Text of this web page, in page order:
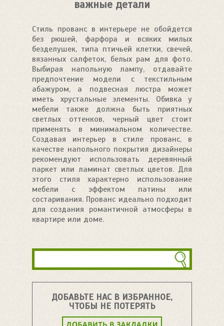
важные детали
Стиль прованс в интерьере не обойдется
без рюшей, фарфора и всяких милых
безделушек, типа птичьей клетки, свечей,
вязанных салфеток, белых рам для фото.
Выбирая напольную лампу, отдавайте
предпочтение модели с текстильным
абажуром, а подвесная люстра может
иметь хрустальные элементы. Обивка у
мебели также должна быть приятных
светлых оттенков, черный цвет стоит
применять в минимальном количестве.
Создавая интерьер в стиле прованс, в
качестве напольного покрытия дизайнеры
рекомендуют использовать деревянный
паркет или ламинат светлых цветов. Для
этого стиля характерно использование
мебели с эффектом патины или
состаривания. Прованс идеально подходит
для создания романтичной атмосферы в
квартире или доме.
ДОБАВЬТЕ НАС В ИЗБРАННОЕ,
ЧТОБЫ НЕ ПОТЕРЯТЬ